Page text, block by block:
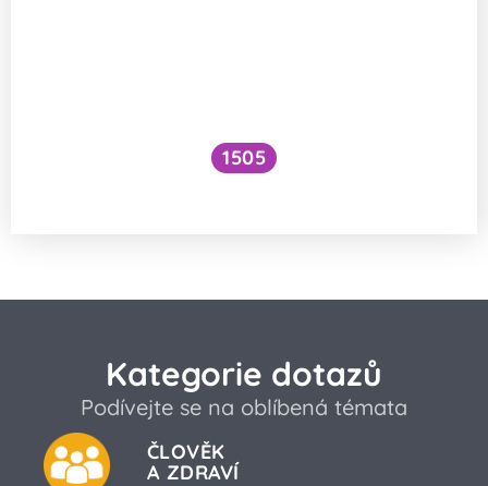
1505
Kategorie dotazů
Podívejte se na oblíbená témata
ČLOVĚK
A ZDRAVÍ